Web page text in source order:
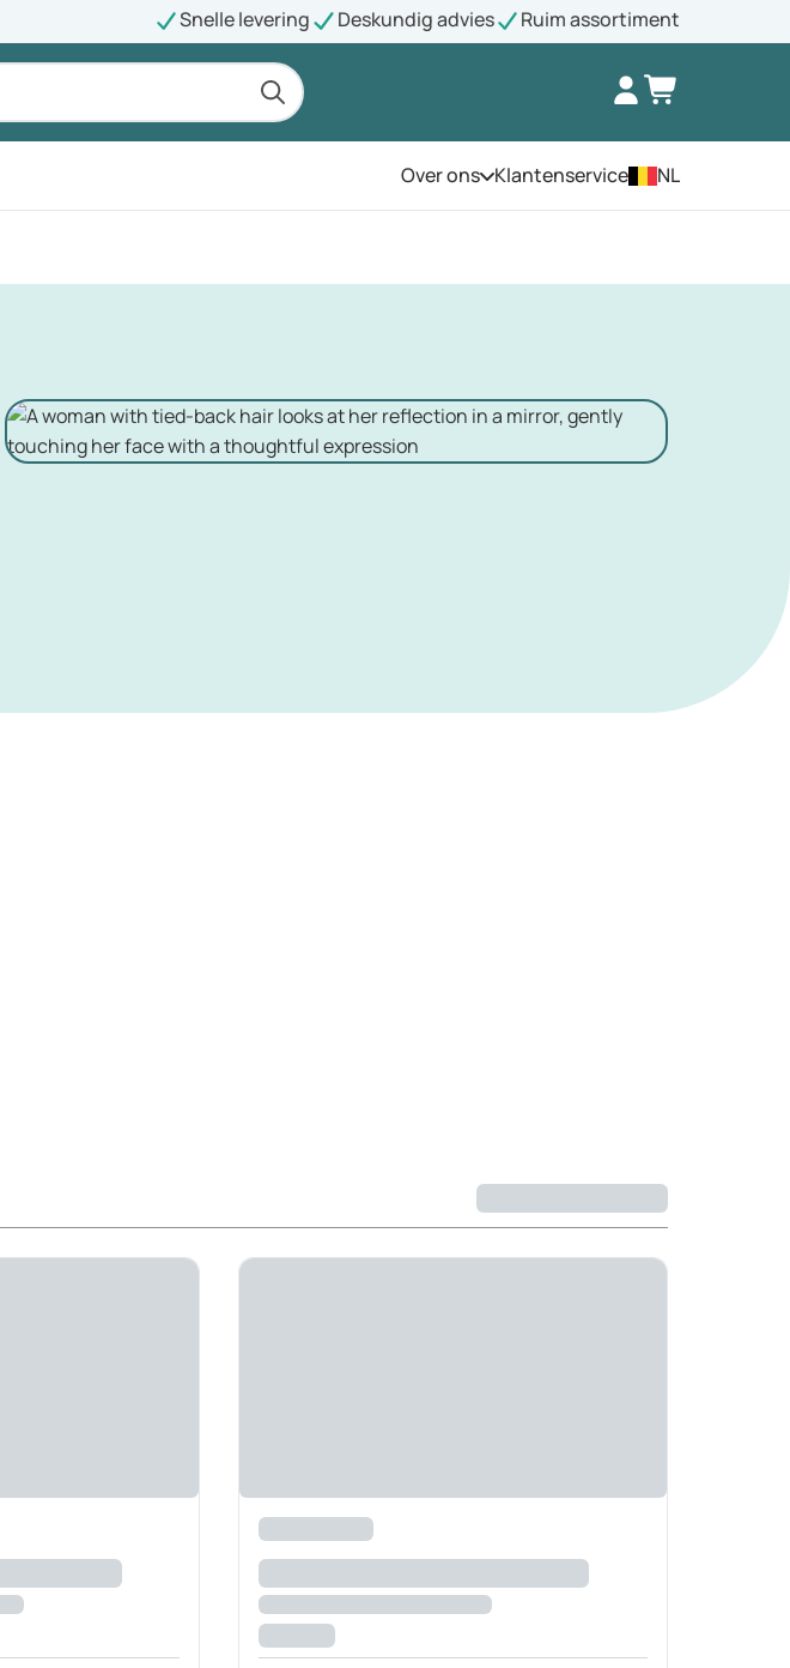
Snelle levering Deskundig advies Ruim assortiment
Over onsOpen het menu
Klantenservice NL